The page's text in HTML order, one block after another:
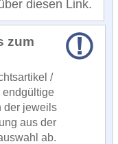
diesen Link.
zum
/
endgültige
der jeweils
aus der
ab.